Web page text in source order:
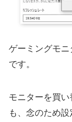
ゲーミングモ
です。
モニターを買
も、念のため